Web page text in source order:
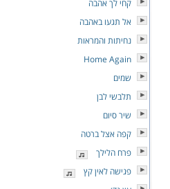
קחי לך אהבה
אל תגעו באהבה
נחיתות והמראות
Home Again
שמים
תלבשי לבן
שיר סיום
קפה אצל ברטה
פרח הלילך
פגישה לאין קץ